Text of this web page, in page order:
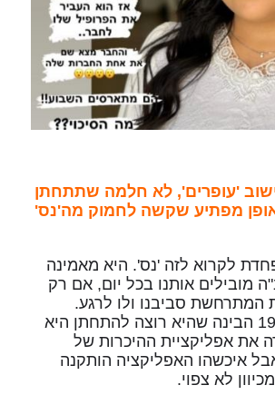
'עופרים', לא חלמה שתתחתן
מפתיע שקשה לחמוק מה'נס'
לקרוא לזה 'נס'. היא מאמינה
מובילים אותנו בכל יום, אם רק
המתרחשת סביבנו ולו לרגע.
כששירה בת ה-19 הבינה שהיא רוצה להתחתן היא
את אפליקציית ההיכרות של
איכשהו האפליקציה הותקנה
לא צפוי.